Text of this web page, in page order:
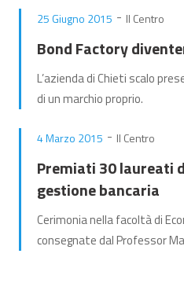
25 Giugno 2015 - Il Centro
Bond Factory
L’azienda di Chieti scalo
di un marchio proprio.
4 Marzo 2015 - Il Centro
Premiati 30 laureati
gestione bancaria
Cerimonia nella facoltà di
consegnate dal Professor